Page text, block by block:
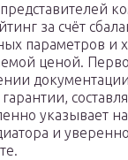
за счёт
параметров и
ценой.
указывает
и